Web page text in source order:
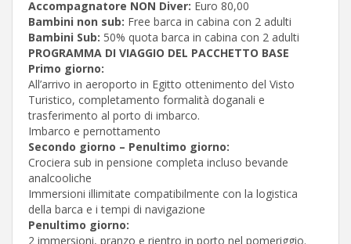
Accompagnatore NON Diver: Euro 80,00
Bambini non sub: Free barca in cabina con 2 adulti
Bambini Sub: 50% quota barca in cabina con 2 adulti
PROGRAMMA DI VIAGGIO DEL PACCHETTO BASE
Primo giorno:
All’arrivo in aeroporto in Egitto ottenimento del Visto
Turistico, completamento formalità doganali e
trasferimento al porto di imbarco.
Imbarco e pernottamento
Secondo giorno – Penultimo giorno:
Crociera sub in pensione completa incluso bevande
analcooliche
Immersioni illimitate compatibilmente con la logistica
della barca e i tempi di navigazione
Penultimo giorno:
2 immersioni, pranzo e rientro in porto nel pomeriggio.